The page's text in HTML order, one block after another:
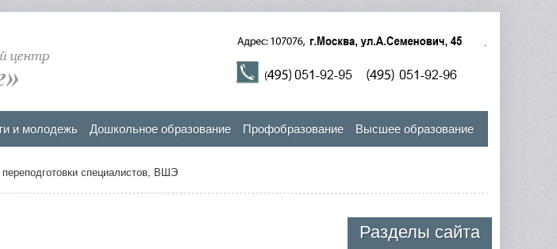
и молодежь Дошкольное образование Профобразование Высшее образование
специалистов, ВШЭ
Разделы сайта